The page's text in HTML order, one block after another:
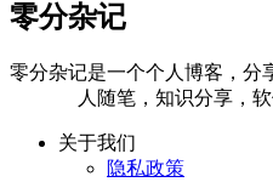
零分杂记
零分杂记是一个个人博客，分
人随笔，知识分享，
关于我们
隐私政策